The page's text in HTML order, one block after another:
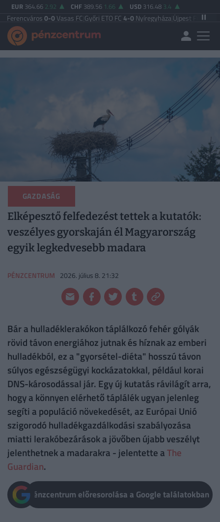
EUR 364.66 2.92 CHF 389.56 1.66 USD 316.48 3.4
0-0Vasas FC|Győri ETO FC4-0Nyíregyháza|Újpest FC4-2Debreceni
GAZDASÁG
Elképesztő felfedezést tettek a kutatók:
veszélyes gyorskaján él Magyarország
egyik legkedvesebb madara
PÉNZCENTRUM 2026. július 8. 21:32
Bár a hulladéklerakókon táplálkozó fehér gólyák
rövid távon energiához jutnak és híznak az emberi
hulladékból, ez a "gyorsétel-diéta" hosszú távon
súlyos egészségügyi kockázatokkal, például korai
DNS-károsodással jár. Egy új kutatás rávilágít arra,
hogy a könnyen elérhető táplálék ugyan jelenleg
segíti a populáció növekedését, az Európai Unió
szigorodó hulladékgazdálkodási szabályozása
miatti lerakóbezárások a jövőben újabb veszélyt
jelenthetnek a madarakra - jelentette aThe
Guardian.
Pénzcentrum előresorolása a Google találatokban